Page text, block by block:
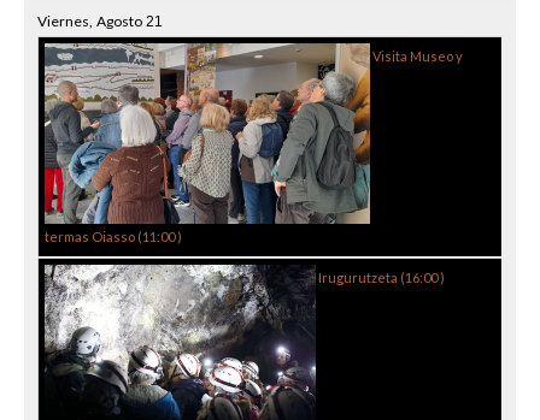
Viernes, Agosto 21
Visita Museo y
termas Oiasso (11:00)
Irugurutzeta (16:00)